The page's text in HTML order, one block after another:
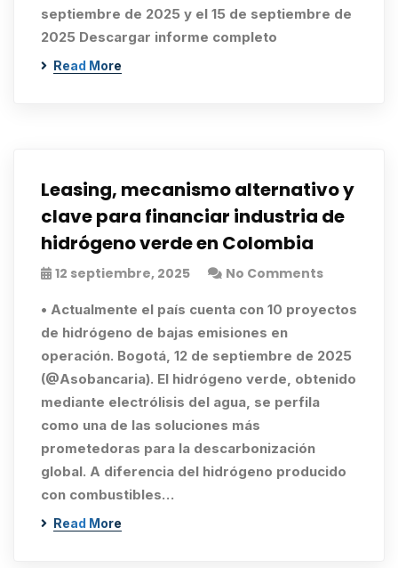
septiembre de 2025 y el 15 de septiembre de
2025 Descargar informe completo
Read More
Leasing, mecanismo alternativo y
clave para financiar industria de
hidrógeno verde en Colombia
12 septiembre, 2025 No Comments
• Actualmente el país cuenta con 10 proyectos
de hidrógeno de bajas emisiones en
operación. Bogotá, 12 de septiembre de 2025
(@Asobancaria). El hidrógeno verde, obtenido
mediante electrólisis del agua, se perfila
como una de las soluciones más
prometedoras para la descarbonización
global. A diferencia del hidrógeno producido
con combustibles…
Read More